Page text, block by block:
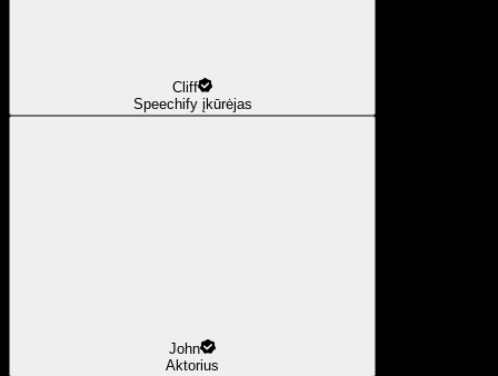
Cliff
Speechify įkūrėjas
John
Aktorius